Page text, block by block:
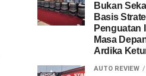
Bukan
Basis
Penguatan
Masa
Ardika
AUTO REVIEW